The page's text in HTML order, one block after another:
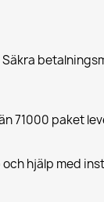
71000 paket
hjälp med